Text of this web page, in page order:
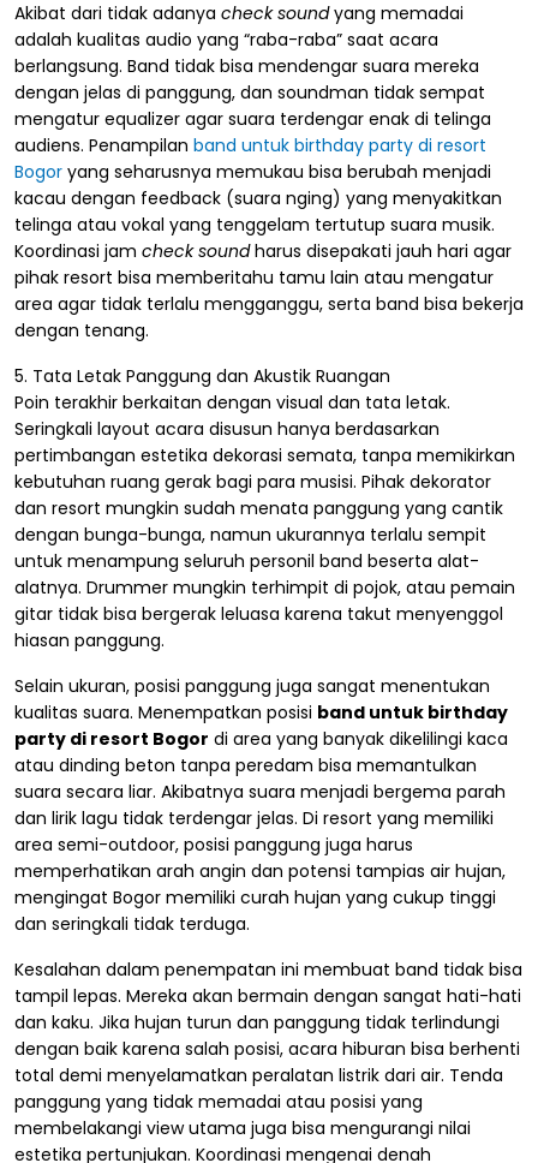
Akibat dari tidak adanya check soundyang memadai
adalah kualitas audio yang “raba-raba” saat acara
berlangsung. Band tidak bisa mendengar suara mereka
dengan jelas di panggung, dan soundman tidak sempat
mengatur equalizer agar suara terdengar enak di telinga
audiens. Penampilan band untuk birthday party di resort
Bogor yang seharusnya memukau bisa berubah menjadi
kacau dengan feedback (suara nging) yang menyakitkan
telinga atau vokal yang tenggelam tertutup suara musik.
Koordinasi jam check soundharus disepakati jauh hari agar
pihak resort bisa memberitahu tamu lain atau mengatur
area agar tidak terlalu mengganggu, serta band bisa bekerja
dengan tenang.
5. Tata Letak Panggung dan Akustik Ruangan
Poin terakhir berkaitan dengan visual dan tata letak.
Seringkali layout acara disusun hanya berdasarkan
pertimbangan estetika dekorasi semata, tanpa memikirkan
kebutuhan ruang gerak bagi para musisi. Pihak dekorator
dan resort mungkin sudah menata panggung yang cantik
dengan bunga-bunga, namun ukurannya terlalu sempit
untuk menampung seluruh personil band beserta alat-
alatnya. Drummer mungkin terhimpit di pojok, atau pemain
gitar tidak bisa bergerak leluasa karena takut menyenggol
hiasan panggung.
Selain ukuran, posisi panggung juga sangat menentukan
kualitas suara. Menempatkan posisi band untuk birthday
party di resort Bogor di area yang banyak dikelilingi kaca
atau dinding beton tanpa peredam bisa memantulkan
suara secara liar. Akibatnya suara menjadi bergema parah
dan lirik lagu tidak terdengar jelas. Di resort yang memiliki
area semi-outdoor, posisi panggung juga harus
memperhatikan arah angin dan potensi tampias air hujan,
mengingat Bogor memiliki curah hujan yang cukup tinggi
dan seringkali tidak terduga.
Kesalahan dalam penempatan ini membuat band tidak bisa
tampil lepas. Mereka akan bermain dengan sangat hati-hati
dan kaku. Jika hujan turun dan panggung tidak terlindungi
dengan baik karena salah posisi, acara hiburan bisa berhenti
total demi menyelamatkan peralatan listrik dari air. Tenda
panggung yang tidak memadai atau posisi yang
membelakangi view utama juga bisa mengurangi nilai
estetika pertunjukan. Koordinasi mengenai denah